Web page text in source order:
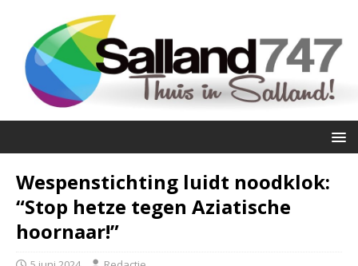
Wespenstichting luidt noodklok:
“Stop hetze tegen Aziatische
hoornaar!”